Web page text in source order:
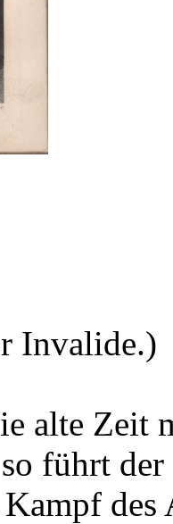
Invalide.)
alte Zeit
führt
Kampf